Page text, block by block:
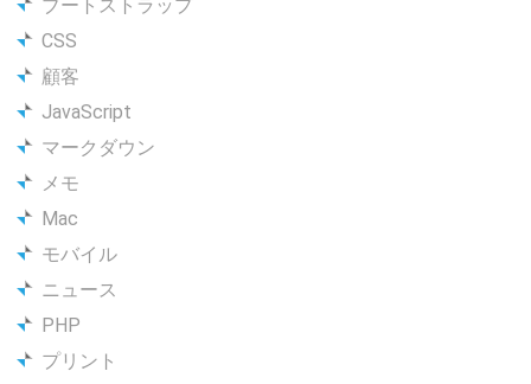
ブートストラップ
CSS
顧客
JavaScript
マークダウン
メモ
Mac
モバイル
ニュース
PHP
プリント